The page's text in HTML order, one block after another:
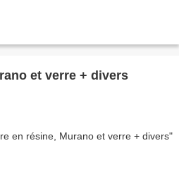
et verre + divers